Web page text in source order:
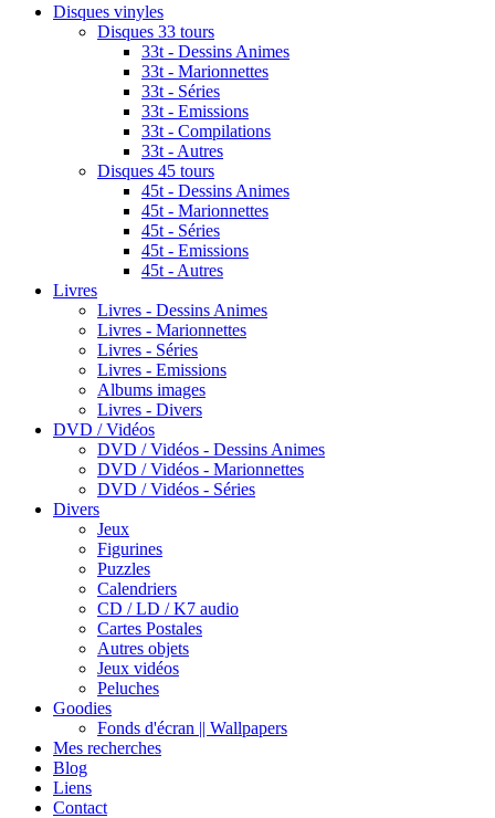
Disques vinyles
Disques 33 tours
33t - Dessins Animes
33t - Marionnettes
33t - Séries
33t - Emissions
33t - Compilations
33t - Autres
Disques 45 tours
45t - Dessins Animes
45t - Marionnettes
45t - Séries
45t - Emissions
45t - Autres
Livres
Livres - Dessins Animes
Livres - Marionnettes
Livres - Séries
Livres - Emissions
Albums images
Livres - Divers
DVD / Vidéos
DVD / Vidéos - Dessins Animes
DVD / Vidéos - Marionnettes
DVD / Vidéos - Séries
Divers
Jeux
Figurines
Puzzles
Calendriers
CD / LD / K7 audio
Cartes Postales
Autres objets
Jeux vidéos
Peluches
Goodies
Fonds d'écran || Wallpapers
Mes recherches
Blog
Liens
Contact